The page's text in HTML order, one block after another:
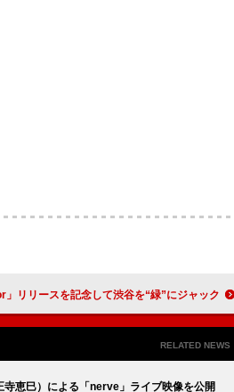
新曲「Se Lo Juro Mor」リリースを記念して渋谷を“緑”にジャック
RELATED NEWS
恵巳）による「nerve」ライブ映像を公開